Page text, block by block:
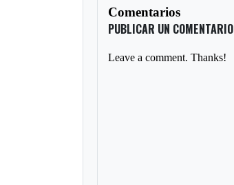
Comentarios
PUBLICAR UN COMENTARIO
Leave a comment. Thanks!